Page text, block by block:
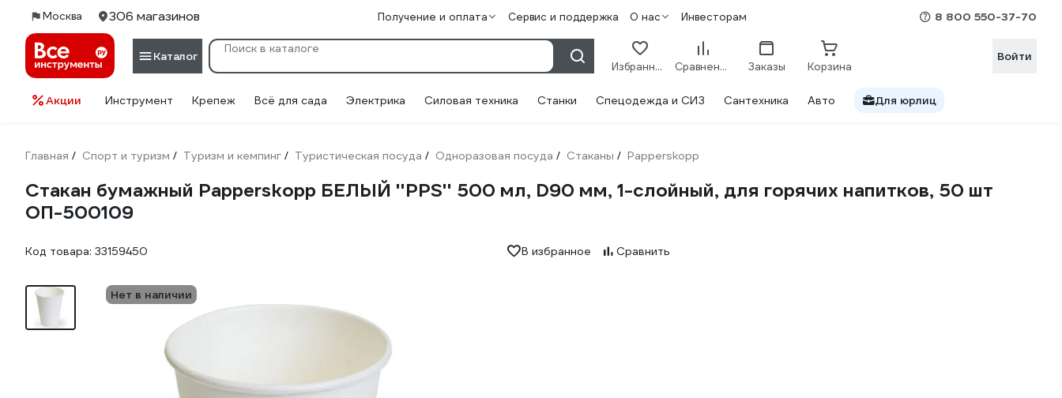
Москва 306 магазинов Получение и оплата Сервис и поддержка О нас Инвесторам 8 800 550-37-70
Каталог
Избранное Сравнение Заказы Корзина
Войти
Акции Инструмент Крепеж Всё для сада Электрика Силовая техника Станки Спецодежда и СИЗ Сантехника Авто Для юрлиц
Главная / Спорт и туризм / Туризм и кемпинг / Туристическая посуда / Одноразовая посуда / Стаканы / Papperskopp
Стакан бумажный Papperskopp БЕЛЫЙ ''PPS'' 500 мл, D90 мм, 1-слойный, для горячих напитков, 50 шт
ОП-500109
Код товара: 33159450 В избранное Сравнить
Нет в наличии